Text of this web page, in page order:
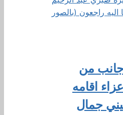
من
اقامه
جمال